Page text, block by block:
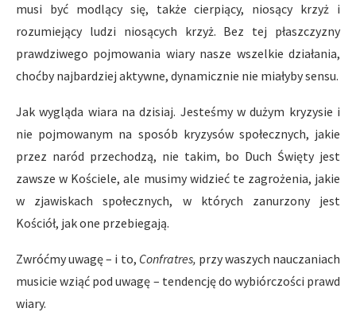
musi być modlący się, także cierpiący, niosący krzyż i
rozumiejący ludzi niosących krzyż. Bez tej płaszczyzny
prawdziwego pojmowania wiary nasze wszelkie działania,
choćby najbardziej aktywne, dynamicznie nie miałyby sensu.
Jak wygląda wiara na dzisiaj. Jesteśmy w dużym kryzysie i
nie pojmowanym na sposób kryzysów społecznych, jakie
przez naród przechodzą, nie takim, bo Duch Święty jest
zawsze w Kościele, ale musimy widzieć te zagrożenia, jakie
w zjawiskach społecznych, w których zanurzony jest
Kościół, jak one przebiegają.
Zwróćmy uwagę – i to, Confratres, przy waszych nauczaniach
musicie wziąć pod uwagę – tendencję do wybiórczości prawd
wiary.